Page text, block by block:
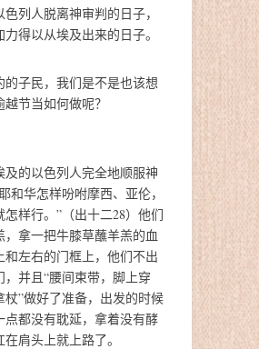
列人脱离神审判的日子，
得以从埃及出来的日子。
的子民，我们是不是也该想
节当如何做呢？
及的以色列人完全地顺服神
和华怎样吩咐摩西、亚伦，
怎样行。”（出十二28）他们
，拿一把牛膝草蘸羊羔的血
和左右的门框上，他们不出
，并且“腰间束带，脚上穿
杖”做好了准备，出发的时候
点都没有耽延，拿着没有酵
肩头上就上路了。